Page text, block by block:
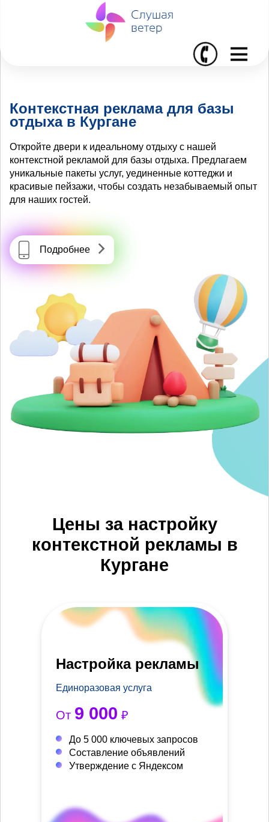
I
Контекстная реклама для базы
отдыха в Кургане
Откройте двери к идеальному отдыху с нашей
контекстной рекламой для базы отдыха. Предлагаем
уникальные пакеты услуг, уединенные коттеджи и
красивые пейзажи, чтобы создать незабываемый опыт
для наших гостей.
Подробнее
Цены за настройку
контекстной рекламы в
Кургане
Настройка рекламы
Единоразовая услуга
От 9 000 ₽
До 5 000 ключевых запросов
Составление объявлений
Утверждение с Яндексом